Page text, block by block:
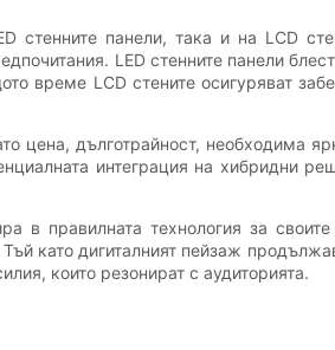
стенните панели, така и на LCD
LED стенните панели
време LCD стените осигуряват
цена, дълготрайност, необходима
интеграция на хибридни
в правилната технология за
като дигиталният пейзаж
които резонират с аудиторията.